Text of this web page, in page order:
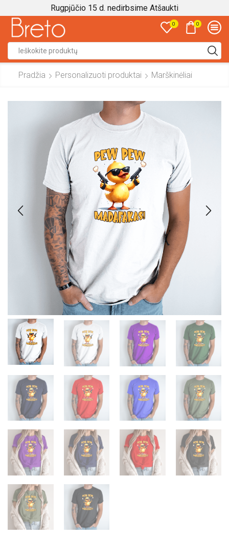
Rugpjūčio 15 d. nedirbsime Atšaukti
0 0
input
Pradžia Personalizuoti produktai Marškinėliai